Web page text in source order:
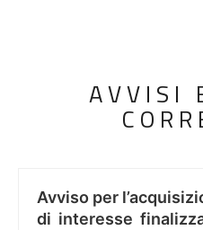
AVVISI
Avviso per
di interesse